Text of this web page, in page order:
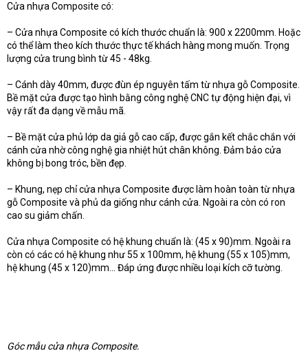
Cửa nhựa Composite có:
– Cửa nhựa Composite có kích thước chuẩn là: 900 x 2200mm. Hoặc
có thể làm theo kích thước thực tế khách hàng mong muốn. Trọng
lượng cửa trung bình từ 45 - 48kg.
– Cánh dày 40mm, được đùn ép nguyên tấm từ nhựa gỗ Composite.
Bề mặt cửa được tạo hình bằng công nghệ CNC tự động hiện đại, vì
vậy rất đa dạng về mẫu mã.
– Bề mặt cửa phủ lớp da giả gỗ cao cấp, được gắn kết chắc chắn với
cánh cửa nhờ công nghệ gia nhiệt hút chân không. Đảm bảo cửa
không bị bong tróc, bền đẹp.
– Khung, nẹp chỉ cửa nhựa Composite được làm hoàn toàn từ nhựa
gỗ Composite và phủ da giống như cánh cửa. Ngoài ra còn có ron
cao su giảm chấn.
Cửa nhựa Composite có hệ khung chuẩn là: (45 x 90)mm. Ngoài ra
còn có các có hệ khung như 55 x 100mm, hệ khung (55 x 105)mm,
hệ khung (45 x 120)mm... Đáp ứng được nhiều loại kích cỡ tường.
Góc mẫu cửa nhựa Composite.